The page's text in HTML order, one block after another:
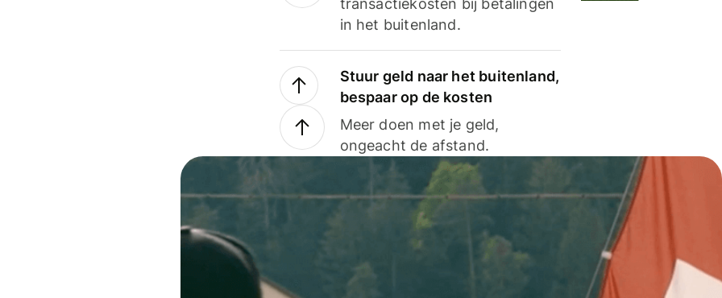
in het buitenland.
Stuur geld naar het buitenland,
bespaar op de kosten
Meer doen met je geld,
ongeacht de afstand.